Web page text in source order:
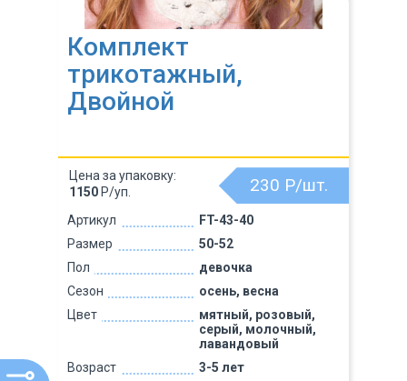
Комплект
трикотажный,
Двойной
Артикул
FT-43-40
Размер
50-52
Пол
девочка
Сезон
осень, весна
Цвет
мятный, розовый,
серый, молочный,
лавандовый
Возраст
3-5 лет
230 Р/шт.
Цена за упаковку:
1150 Р/уп.